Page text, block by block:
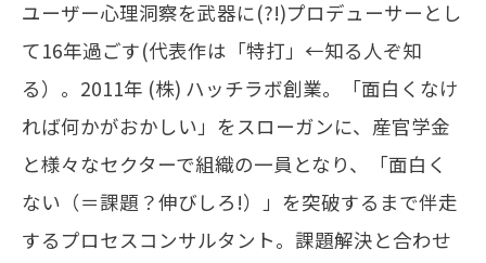
ユーザー心理洞察を武器に(?!)プロデューサーとし
て16年過ごす(代表作は「特打」←知る人ぞ知
る）。2011年 (株) ハッチラボ創業。「面白くなけ
れば何かがおかしい」をスローガンに、産官学金
と様々なセクターで組織の一員となり、「面白く
ない（＝課題？伸びしろ!）」を突破するまで伴走
するプロセスコンサルタント。課題解決と合わせ